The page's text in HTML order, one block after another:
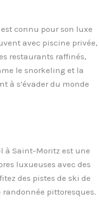
connu pour son luxe
avec piscine privée,
restaurants raffinés,
le snorkeling et la
à s’évader du monde
à Saint-Moritz est une
luxueuses avec des
des pistes de ski de
randonnée pittoresques.